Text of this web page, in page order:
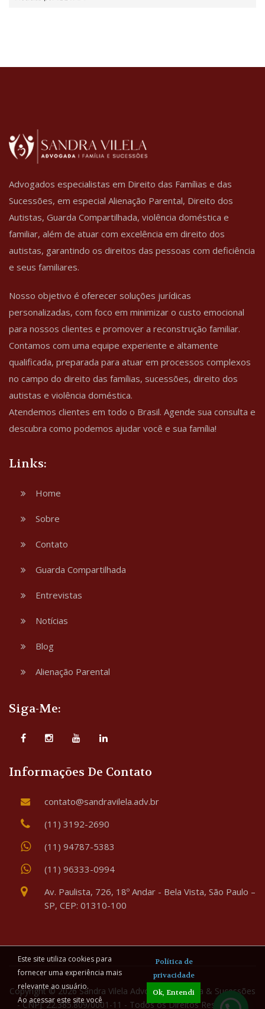
Advogados especialistas em Direito das Famílias e das
Sucessões, em especial Alienação Parental, Direito dos
Autistas, Guarda Compartilhada, violência doméstica e
familiar, além de atuar com excelência em direito dos
autistas, garantindo os direitos das pessoas com deficiência
e seus familiares.
Nosso objetivo é oferecer soluções jurídicas
personalizadas, com foco em minimizar o custo emocional
para nossos clientes e promover a reconstrução familiar.
Contamos com uma equipe experiente e altamente
qualificada, preparada para atuar em processos complexos
no campo do direito das famílias, sucessões, direito dos
autistas e violência doméstica.
Atendemos clientes em todo o Brasil. Agende sua consulta e
descubra como podemos ajudar você e sua família!
Links:
Home
Sobre
Contato
Guarda Compartilhada
Entrevistas
Notícias
Blog
Alienação Parental
Siga-Me:
Informações De Contato
contato@sandravilela.adv.br
(11) 3192-2690
(11) 94787-5383
(11) 96333-0994
Av. Paulista, 726, 18º Andar - Bela Vista, São Paulo –
SP, CEP: 01310-100
Copyright © 2026 Sandra Vilela Advogada - Família & Sucessões
- CNPJ: 22.385.809/0001-11 - Todos os Direitos Reservados.
Este site utiliza cookies para
fornecer uma experiência mais
relevante ao usuário.
Ao acessar este site você
Política de
privacidade
Ok, Entendi